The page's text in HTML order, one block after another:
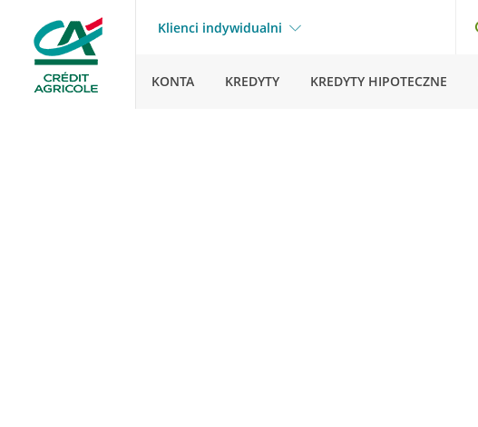
Klienci indywidualni
KONTA KREDYTY KREDYTY HIPOTECZNE